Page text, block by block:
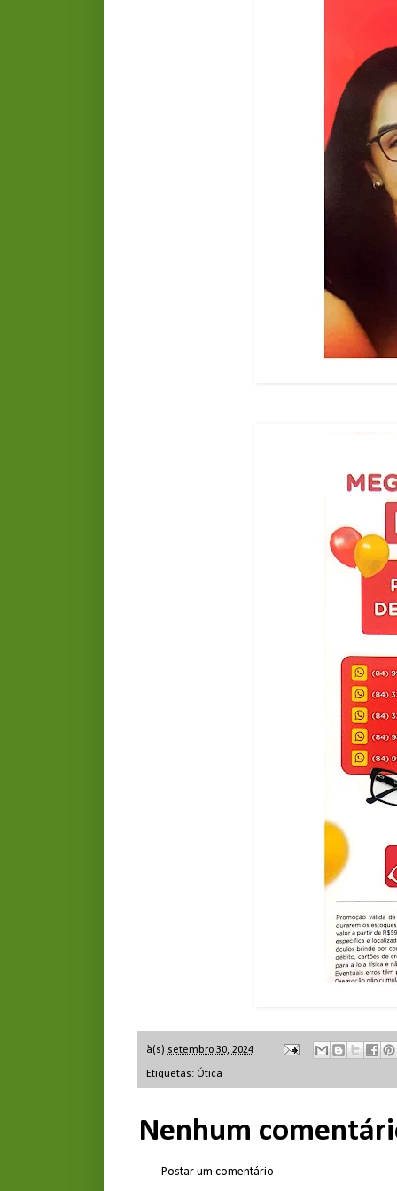
à(s) setembro 30, 2024
Etiquetas: Ótica
Nenhum
Postar um comentário